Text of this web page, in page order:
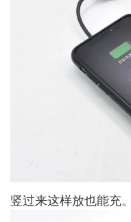
竖过来这样放也能充。